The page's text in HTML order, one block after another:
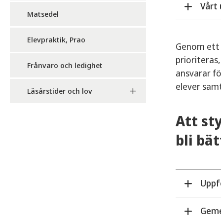
Matsedel
Elevpraktik, Prao
Frånvaro och ledighet
Läsårstider och lov
Vårt
Vår
Vårt
barn
Vi
Genom
ansvarar
elever
Att
bli
Vårt